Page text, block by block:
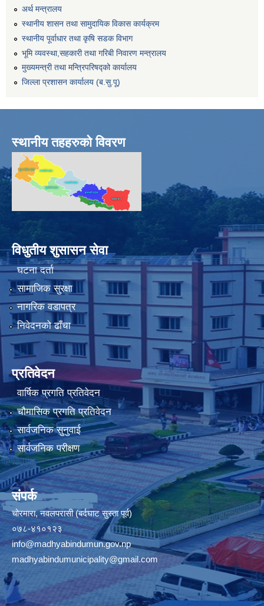
अर्थ मन्त्रालय
स्थानीय शासन तथा सामुदायिक विकास कार्यक्रम
स्थानीय पूर्वाधार तथा कृषि सडक विभाग
भूमि व्यवस्था,सहकारी तथा गरिबी निवारण मन्त्रालय
मुख्यमन्त्री तथा मन्त्रिपरिषद्को कार्यालय
जिल्ला प्रशासन कार्यालय (ब.सु.पू)
स्थानीय तहहरुको विवरण
विधुतीय शुसासन सेवा
घटना दर्ता
सामाजिक सुरक्षा
नागरिक वडापत्र
निवेदनको ढाँचा
प्रतिवेदन
वार्षिक प्रगति प्रतिवेदन
चौमासिक प्रगति प्रतिवेदन
सार्वजनिक सुनुवाई
सार्वजनिक परीक्षण
संपर्क
चोरमारा, नवलपरासी (बर्दघाट सुस्ता पूर्व)
०७८-४१०१२३
info@madhyabindumun.gov.np
madhyabindumunicipality@gmail.com